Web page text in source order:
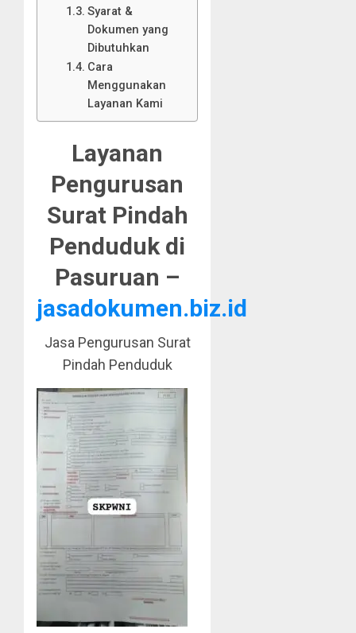
Syarat &
Dokumen yang
Dibutuhkan
Cara
Menggunakan
Layanan Kami
Layanan
Pengurusan
Surat Pindah
Penduduk di
Pasuruan –
jasadokumen.biz.id
Jasa Pengurusan Surat
Pindah Penduduk